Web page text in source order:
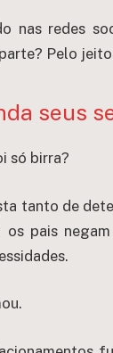
nas redes
Pelo
seus
só birra?
tanto de
os pais